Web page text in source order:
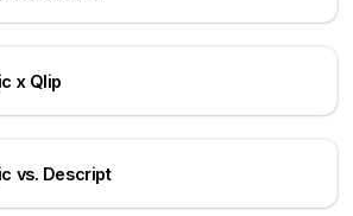
x Qlip
vs. Descript